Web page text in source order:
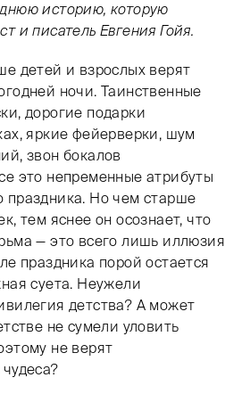
историю, которую
и писатель Евгения Гойя.
детей и взрослых верят
ночи. Таинственные
дорогие подарки
яркие фейерверки, шум
звон бокалов
это непременные атрибуты
праздника. Но чем старше
тем яснее он осознает, что
— это всего лишь иллюзия
праздника порой остается
суета. Неужели
детства? А может
не сумели уловить
не верят